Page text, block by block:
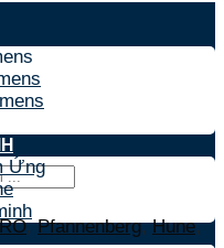
,Pfannenberg,Hune,
Ứng